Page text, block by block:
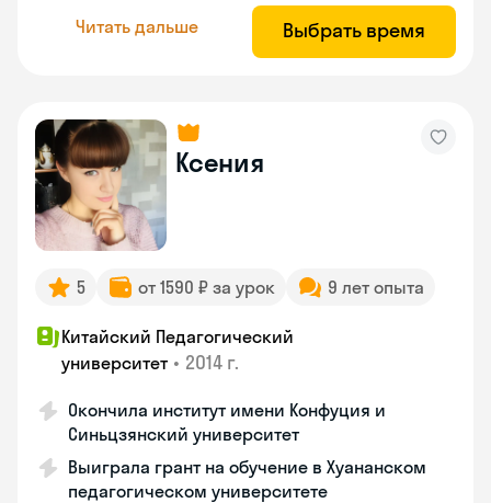
Читать дальше Выбрать время
Ксения
5 от 1590 ₽ за урок 9 лет опыта
Китайский Педагогический
университет • 2014 г.
Окончила институт имени Конфуция и
Синьцзянский университет
Выиграла грант на обучение в Хуананском
педагогическом университете